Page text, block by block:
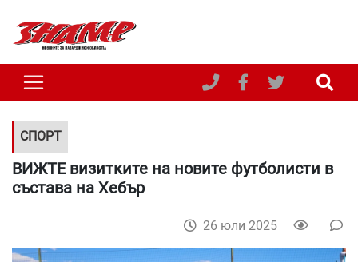
СПОРТ
ВИЖТЕ визитките на новите футболисти в
състава на Хебър
26 юли 2025